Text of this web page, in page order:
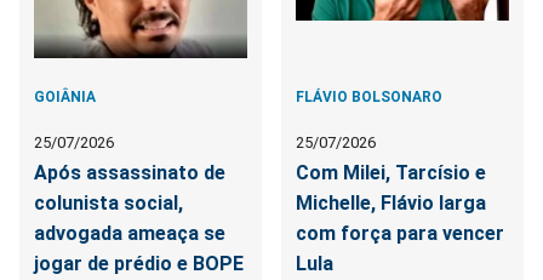
GOIÂNIA
25/07/2026
Após assassinato de
colunista social,
advogada ameaça se
jogar de prédio e BOPE
FLÁVIO BOLSONARO
25/07/2026
Com Milei, Tarcísio e
Michelle, Flávio larga
com força para vencer
Lula